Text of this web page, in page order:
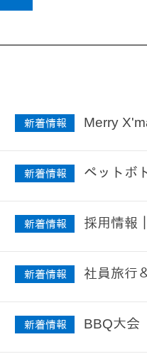
新着情報 Merry
新着情報 ペットボ
新着情報 採用情報
新着情報 社員旅行
新着情報 BBQ大会